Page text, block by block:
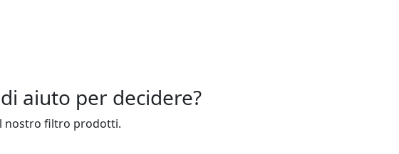
aiuto per decidere?
nostro filtro prodotti.